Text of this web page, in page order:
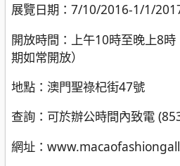
展覽日期：7/10/2016-1/1/
開放時間：上午10時至晚上8
期如常開放）
地點：澳門聖祿杞街47號
查詢：可於辦公時間內致電
網址：